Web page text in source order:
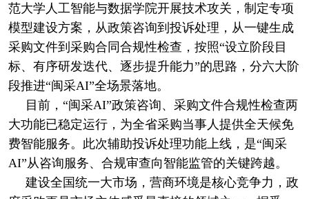
范大学人工智能与数据学院开展技术攻关，制定专项
模型建设方案，从政策咨询到投诉处理，从一键生成
采购文件到采购合同合规性检查，按照“设立阶段目
标、有序研发迭代、逐步提升能力”的思路，分六大阶
段推进“闽采AI”全场景落地。
目前，“闽采AI”政策咨询、采购文件合规性检查两
大功能已稳定运行，为全省采购当事人提供全天候免
费智能服务。此次辅助投诉处理功能上线，是“闽采
AI”从咨询服务、合规审查向智能监管的关键跨越。
建设全国统一大市场，营商环境是核心竞争力，政